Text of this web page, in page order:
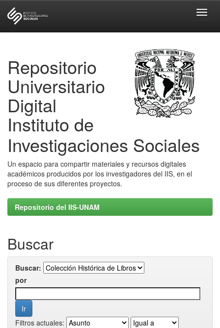
Repositorio
Universitario
Digital
Instituto de
Investigaciones Sociales
Un espacio para compartir materiales y recursos digitales
académicos producidos por los investigadores del IIS, en el
proceso de sus diferentes proyectos.
Repositorio del IIS-UNAM
Buscar
Buscar:
por
Filtros actuales: